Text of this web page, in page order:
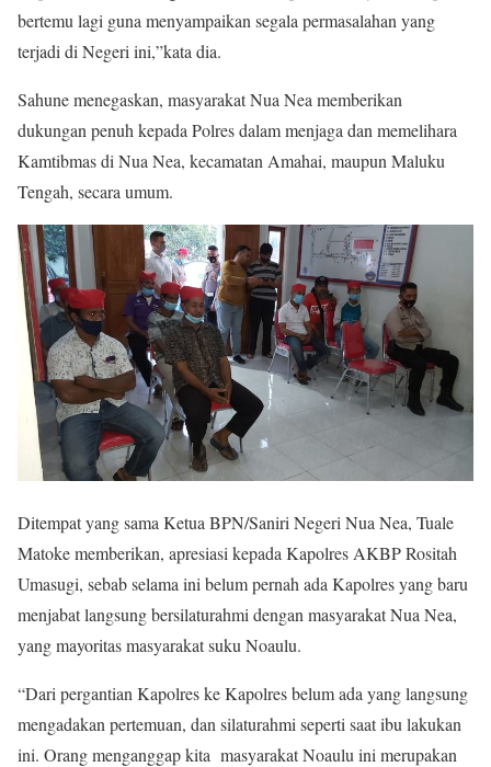
bertemu lagi guna menyampaikan segala permasalahan yang
terjadi di Negeri ini,”kata dia.
Sahune menegaskan, masyarakat Nua Nea memberikan
dukungan penuh kepada Polres dalam menjaga dan memelihara
Kamtibmas di Nua Nea, kecamatan Amahai, maupun Maluku
Tengah, secara umum.
Ditempat yang sama Ketua BPN/Saniri Negeri Nua Nea, Tuale
Matoke memberikan, apresiasi kepada Kapolres AKBP Rositah
Umasugi, sebab selama ini belum pernah ada Kapolres yang baru
menjabat langsung bersilaturahmi dengan masyarakat Nua Nea,
yang mayoritas masyarakat suku Noaulu.
“Dari pergantian Kapolres ke Kapolres belum ada yang langsung
mengadakan pertemuan, dan silaturahmi seperti saat ibu lakukan
ini. Orang menganggap kita masyarakat Noaulu ini merupakan